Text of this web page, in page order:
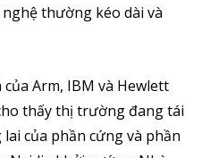
thường kéo dài và
Arm, IBM và Hewlett
thấy thị trường đang tái
của phần cứng và phần